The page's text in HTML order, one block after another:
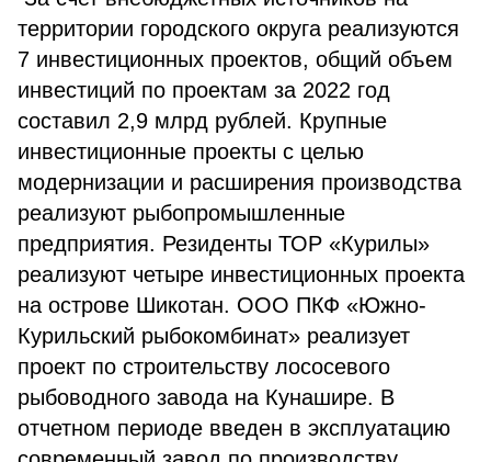
территории городского округа реализуются
7 инвестиционных проектов, общий объем
инвестиций по проектам за 2022 год
составил 2,9 млрд рублей. Крупные
инвестиционные проекты с целью
модернизации и расширения производства
реализуют рыбопромышленные
предприятия. Резиденты ТОР «Курилы»
реализуют четыре инвестиционных проекта
на острове Шикотан. ООО ПКФ «Южно-
Курильский рыбокомбинат» реализует
проект по строительству лососевого
рыбоводного завода на Кунашире. В
отчетном периоде введен в эксплуатацию